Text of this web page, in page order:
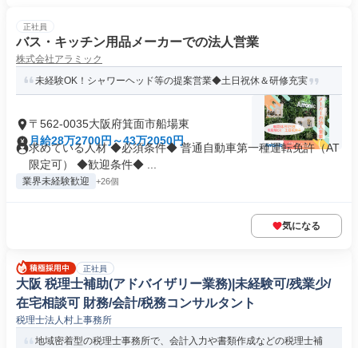
正社員
バス・キッチン用品メーカーでの法人営業
株式会社アラミック
未経験OK！シャワーヘッド等の提案営業◆土日祝休＆研修充実
〒562-0035大阪府箕面市船場東
月給28万2700円～43万2050円
求めている人材 ◆必須条件◆ 普通自動車第一種運転免許（AT
限定可） ◆歓迎条件◆ ...
業界未経験歓迎 +26個
気になる
正社員
大阪 税理士補助(アドバイザリー業務)|未経験可/残業少/
在宅相談可 財務/会計/税務コンサルタント
税理士法人村上事務所
地域密着型の税理士事務所で、会計入力や書類作成などの税理士補